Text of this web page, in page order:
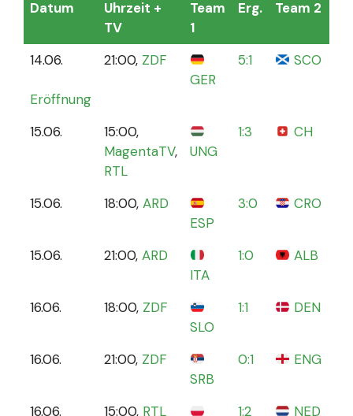
Datum
Uhrzeit +
TV
Team
1
Erg. Team 2
14.06.
Eröffnung
21:00, ZDF
GER
5:1 SCO
15.06.
15:00,
MagentaTV,
RTL
UNG
1:3 CH
15.06. 18:00, ARD
ESP
3:0 CRO
15.06.
21:00, ARD
ITA
1:0 ALB
16.06.
18:00, ZDF
SLO
1:1 DEN
16.06. 21:00, ZDF
SRB
0:1 ENG
16.06.
15:00, RTL 1:2 NED